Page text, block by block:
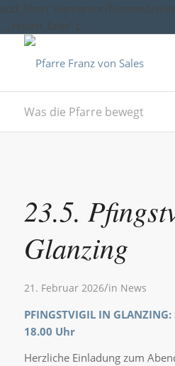
add_filter( 'elementor/frontend/
'__return_false' );
Was die Pfarre bewegt
23.5.
Glanzing
21. Februar 2026/in News
PFINGSTVIGIL IN
18.00 Uhr
Herzliche Einladung zum